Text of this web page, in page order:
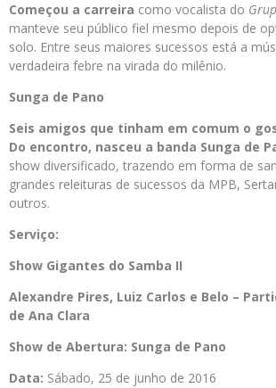
Começou a carreira como vocalista do
manteve seu público fiel mesmo depois de
solo. Entre seus maiores sucessos está a
verdadeira febre na virada do milênio.
Sunga de Pano
Seis amigos que tinham em comum o
Do encontro, nasceu a banda Sunga de
show diversificado, trazendo em forma de
grandes releituras de sucessos da MPB,
outros.
Serviço:
Show Gigantes do Samba II
Alexandre Pires, Luiz Carlos e Belo –
de Ana Clara
Show de Abertura: Sunga de Pano
Data: Sábado, 25 de junho de 2016